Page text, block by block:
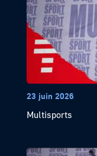
23 juin 2026
Multisports